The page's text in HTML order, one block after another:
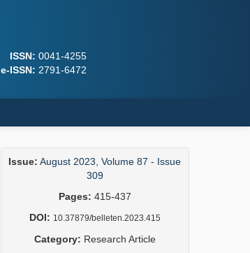
ISSN: 0041-4255
e-ISSN: 2791-6472
Issue: August 2023, Volume 87 - Issue
309
Pages: 415-437
DOI: 10.37879/belleten.2023.415
Category: Research Article